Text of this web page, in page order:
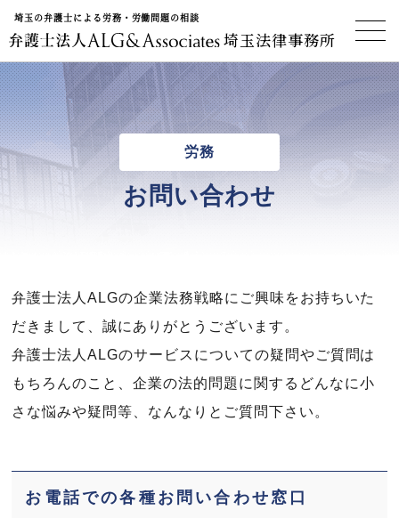
埼玉の弁護士による労務・労働問題の相談
埼玉法律事務所
労務
お問い合わせ
弁護士法人ALGの企業法務戦略にご興味をお持ちいた
だきまして、誠にありがとうございます。
弁護士法人ALGのサービスについての疑問やご質問は
もちろんのこと、企業の法的問題に関するどんなに小
さな悩みや疑問等、なんなりとご質問下さい。
お電話での各種お問い合わせ窓口